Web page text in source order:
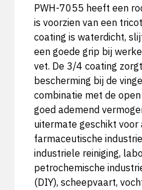
PWH-7055 heeft een
is voorzien van een
coating is waterdicht,
een goede grip bij
vet. De 3/4 coating
bescherming bij de
combinatie met de
goed ademend
uitermate geschikt voor
farmaceutische
industriele reiniging,
petrochemische
(DIY), scheepvaart,